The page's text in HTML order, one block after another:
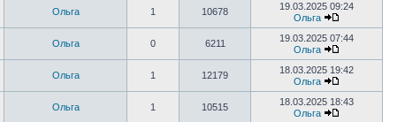
Ольга 1 10678
19.03.2025 09:24
Ольга
Ольга 0 6211
19.03.2025 07:44
Ольга
Ольга 1 12179
18.03.2025 19:42
Ольга
Ольга 1 10515
18.03.2025 18:43
Ольга